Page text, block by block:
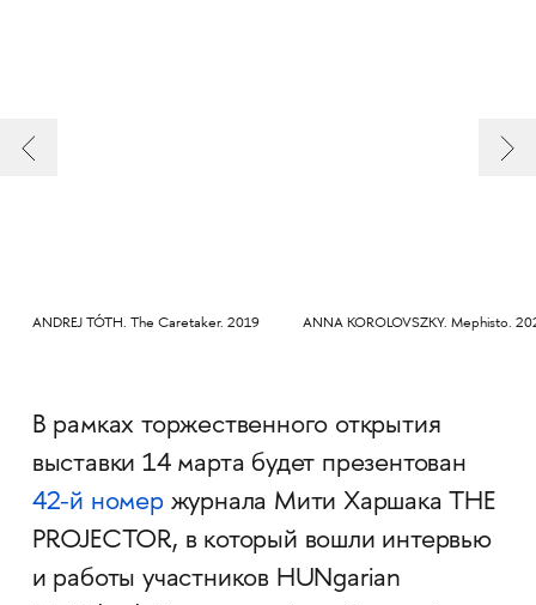
ANDREJ TÓTH. The Caretaker. 2019 ANNA KOROLOVSZKY. Mephisto.
В рамках торжественного открытия
выставки 14 марта будет презентован
42-й номер журнала Мити Харшака THE
PROJECTOR, в который вошли интервью
и работы участников HUNgarian